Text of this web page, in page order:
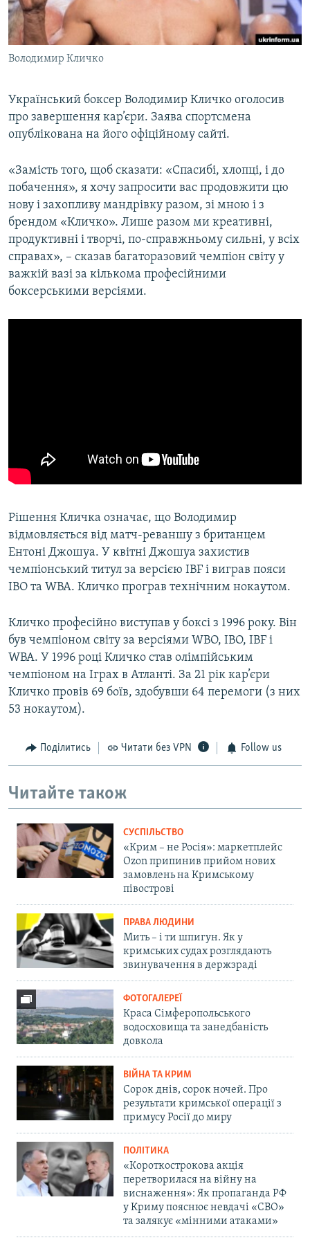
ВІДЕОУРОКИ «ELIFBE»
СВІДЧЕННЯ ОКУПАЦІЇ
УКРАЇНСЬКА ПРОБЛЕМА КРИМУ
Русский
Qırımtatar
Володимир Кличко
Український боксер Володимир Кличко оголосив
про завершення кар’єри. Заява спортсмена
опублікована на його офіційному сайті.
«Замість того, щоб сказати: «Спасибі, хлопці, і до
побачення», я хочу запросити вас продовжити цю
нову і захопливу мандрівку разом, зі мною і з
брендом «Кличко». Лише разом ми креативні,
продуктивні і творчі, по-справжньому сильні, у всіх
справах», – сказав багаторазовий чемпіон світу у
важкій вазі за кількома професійними
боксерськими версіями.
Рішення Кличка означає, що Володимир
відмовляється від матч-реваншу з британцем
Ентоні Джошуа. У квітні Джошуа захистив
чемпіонський титул за версією IBF і виграв пояси
IBO та WBA. Кличко програв технічним нокаутом.
Кличко професійно виступав у боксі з 1996 року. Він
був чемпіоном світу за версіями WBO, IBO, IBF і
WBA. У 1996 році Кличко став олімпійським
чемпіоном на Іграх в Атланті. За 21 рік кар’єри
Кличко провів 69 боїв, здобувши 64 перемоги (з них
53 нокаутом).
Поділитись Читати без VPN Follow us
Читайте також
СУСПІЛЬСТВО
«Крим – не Росія»: маркетплейс
Ozon припинив прийом нових
замовлень на Кримському
півострові
ПРАВА ЛЮДИНИ
Мить – і ти шпигун. Як у
кримських судах розглядають
звинувачення в держзраді
ФОТОГАЛЕРЕЇ
Краса Сімферопольського
водосховища та занедбаність
довкола
ВІЙНА ТА КРИМ
Сорок днів, сорок ночей. Про
результати кримської операції з
примусу Росії до миру
ПОЛІТИКА
«Короткострокова акція
перетворилася на війну на
виснаження»: Як пропаганда РФ
у Криму пояснює невдачі «СВО»
та залякує «мінними атаками»